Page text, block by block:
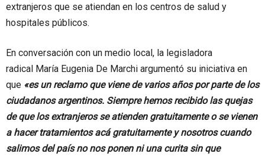
extranjeros que se atiendan en los centros de salud y
hospitales públicos.
En conversación con un medio local, la legisladora
radical María Eugenia De Marchi argumentó su iniciativa en
que «es un reclamo que viene de varios años por parte de los
ciudadanos argentinos. Siempre hemos recibido las quejas
de que los extranjeros se atienden gratuitamente o se vienen
a hacer tratamientos acá gratuitamente y nosotros cuando
salimos del país no nos ponen ni una curita sin que